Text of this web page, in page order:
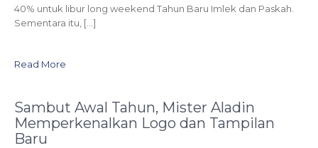
40% untuk libur long weekend Tahun Baru Imlek dan Paskah.
Sementara itu, […]
Read More
Sambut Awal Tahun, Mister Aladin
Memperkenalkan Logo dan Tampilan
Baru